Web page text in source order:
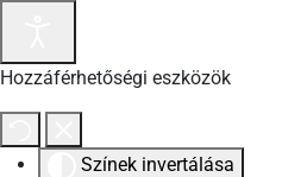
Hozzáférhetőségi eszközök
Színek invertálása